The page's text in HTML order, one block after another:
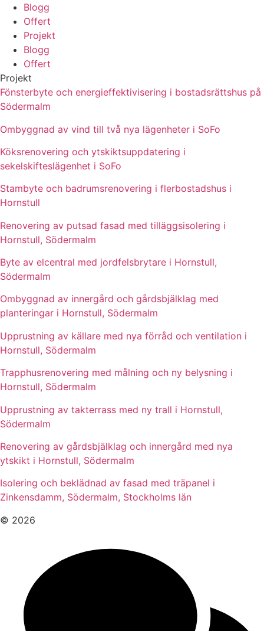
Blogg
Offert
Projekt
Blogg
Offert
Projekt
Fönsterbyte och energieffektivisering i bostadsrättshus på
Södermalm
Ombyggnad av vind till två nya lägenheter i SoFo
Köksrenovering och ytskiktsuppdatering i
sekelskifteslägenhet i SoFo
Stambyte och badrumsrenovering i flerbostadshus i
Hornstull
Renovering av putsad fasad med tilläggsisolering i
Hornstull, Södermalm
Byte av elcentral med jordfelsbrytare i Hornstull,
Södermalm
Ombyggnad av innergård och gårdsbjälklag med
planteringar i Hornstull, Södermalm
Upprustning av källare med nya förråd och ventilation i
Hornstull, Södermalm
Trapphusrenovering med målning och ny belysning i
Hornstull, Södermalm
Upprustning av takterrass med ny trall i Hornstull,
Södermalm
Renovering av gårdsbjälklag och innergård med nya
ytskikt i Hornstull, Södermalm
Isolering och beklädnad av fasad med träpanel i
Zinkensdamm, Södermalm, Stockholms län
© 2026